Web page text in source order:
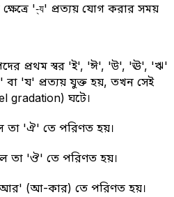
ক্ষেত্রে '-্য' প্রত্যয় যোগ করার সময়
প্রথম স্বর 'ই', 'ঈ', 'উ', 'ঊ', 'ঋ'
বা 'য' প্রত্যয় যুক্ত হয়, তখন সেই
gradation) ঘটে।
তা 'ঐ' তে পরিণত হয়।
তা 'ঔ' তে পরিণত হয়।
(আ-কার) তে পরিণত হয়।